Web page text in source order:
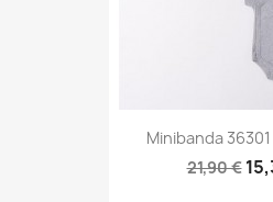
Minibanda
21,90 €